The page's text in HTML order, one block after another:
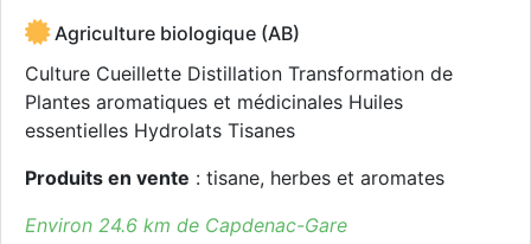
Agriculture biologique (AB)
Culture Cueillette Distillation Transformation de
Plantes aromatiques et médicinales Huiles
essentielles Hydrolats Tisanes
Produits en vente : tisane, herbes et aromates
Environ 24.6 km de Capdenac-Gare